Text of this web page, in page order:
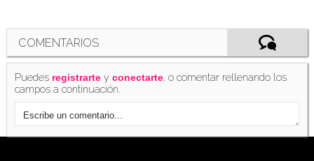
COMENTARIOS
Puedes registrarte yconectarte, o comentar rellenando los
campos a continuación.